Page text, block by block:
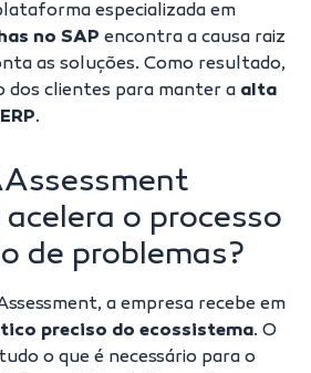
especializada em
no SAP encontra a causa raiz
as soluções. Como resultado,
dos clientes para manter a alta
.
o processo
de problemas?
a empresa recebe em
preciso do ecossistema. O
o que é necessário para o